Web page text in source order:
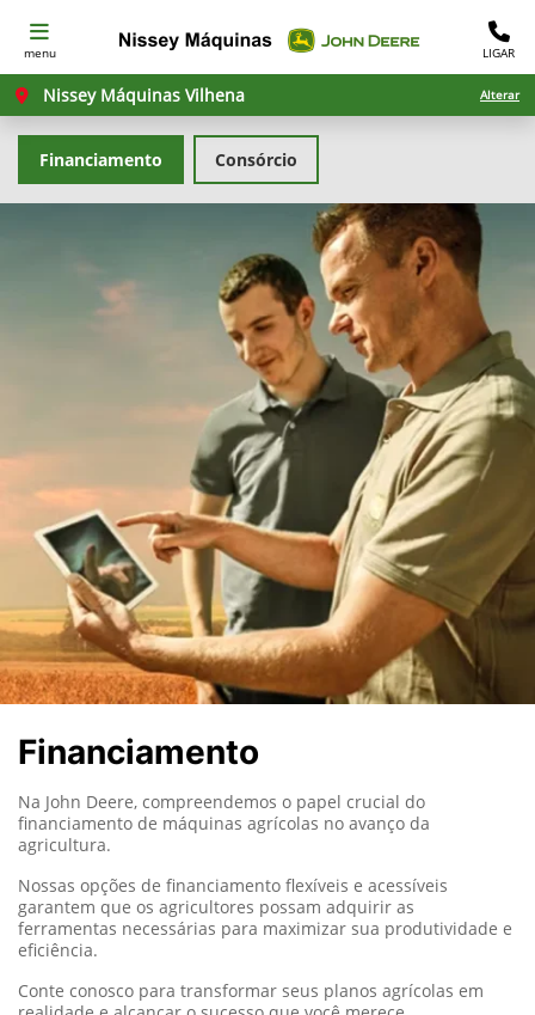
menu LIGAR
Nissey Máquinas Vilhena Alterar
Consórcio
Financiamento
Financiamento
Na John Deere, compreendemos o papel crucial do
financiamento de máquinas agrícolas no avanço da
agricultura.
Nossas opções de financiamento flexíveis e acessíveis
garantem que os agricultores possam adquirir as
ferramentas necessárias para maximizar sua produtividade e
eficiência.
Conte conosco para transformar seus planos agrícolas em